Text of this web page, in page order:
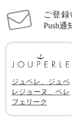
ご登
Push通
ジュペレ、ジュペ
レジョーヌ、ペレ
フェリーク